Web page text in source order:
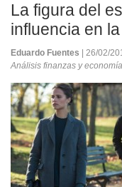
La figura del
influencia en
Eduardo Fuentes
| 26/02/
Análisis finanzas y